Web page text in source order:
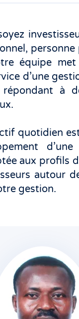
personne
équipe
d’une
répondant à
quotidien
aux profils
autour
gestion.